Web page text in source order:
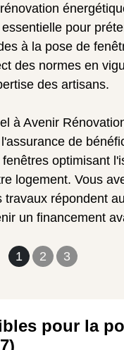
1 2 3
pour
à la pose de
des normes en
des artisans.
à Avenir
de
optimisant
logement. Vous
travaux répondent
un financement
pour la